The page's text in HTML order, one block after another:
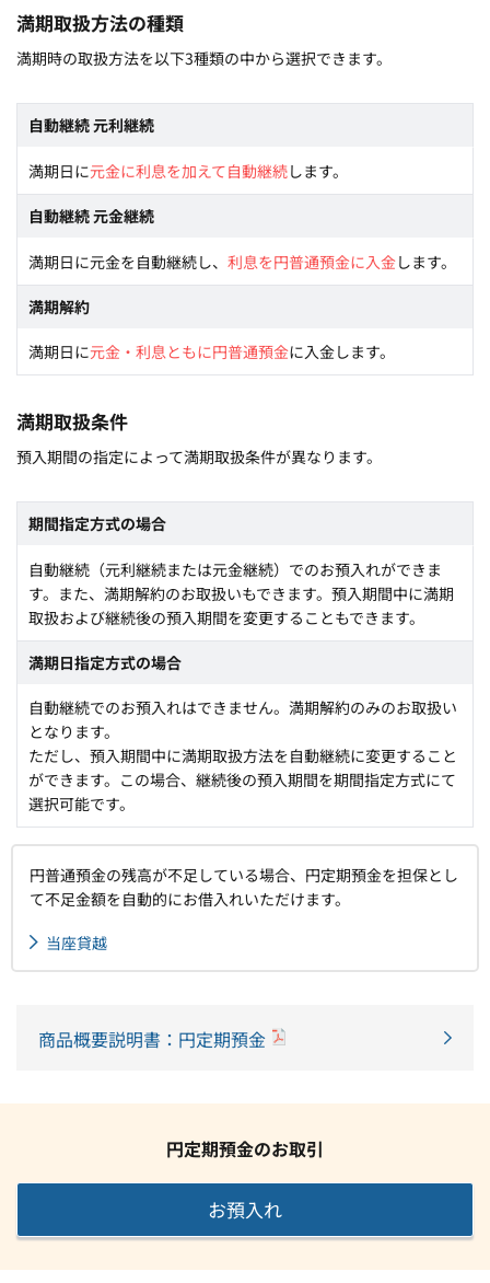
満期取扱方法の種類
満期時の取扱方法を以下3種類の中から選択できます。
自動継続 元利継続
満期日に元金に利息を加えて自動継続します。
自動継続 元金継続
満期日に元金を自動継続し、 利息を円普通預金に入金します。
満期解約
満期日に元金・利息ともに円普通預金に入金します。
満期取扱条件
預入期間の指定によって満期取扱条件が異なります。
期間指定方式の場合
自動継続（元利継続または元金継続）でのお預入れができま
す。また、満期解約のお取扱いもできます。預入期間中に満期
取扱および継続後の預入期間を変更することもできます。
満期日指定方式の場合
自動継続でのお預入れはできません。満期解約のみのお取扱い
となります。
ただし、預入期間中に満期取扱方法を自動継続に変更すること
ができます。この場合、継続後の預入期間を期間指定方式にて
選択可能です。
円普通預金の残高が不足している場合、円定期預金を担保とし
て不足金額を自動的にお借入れいただけます。
当座貸越
商品概要説明書：円定期預金
円定期預金のお取引
お預入れ